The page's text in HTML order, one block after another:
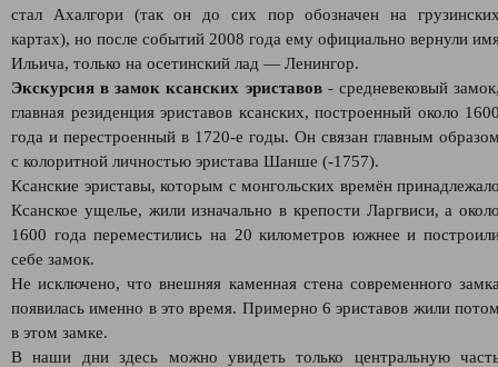
стал Ахалгори (так он до сих пор обозначен на
картах), но после событий 2008 года ему официально вернули
Ильича, только на осетинский лад — Ленингор.
Экскурсия в замок ксанских эриставов- средневековый
главная резиденция эриставов ксанских, построенный около
года и перестроенный в 1720-е годы. Он связан главным
с колоритной личностью эристава Шанше (-1757).
Ксанские эриставы, которым с монгольских времён
Ксанское ущелье, жили изначально в крепости Ларгвиси, а
1600 года переместились на 20 километров южнее и
себе замок.
Не исключено, что внешняя каменная стена современного
появилась именно в это время. Примерно 6 эриставов жили
в этом замке.
В наши дни здесь можно увидеть только центральную